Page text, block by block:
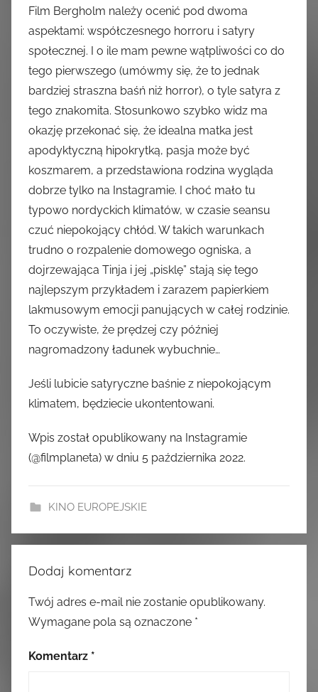
Film Bergholm należy ocenić pod dwoma
aspektami: współczesnego horroru i satyry
społecznej. I o ile mam pewne wątpliwości co do
tego pierwszego (umówmy się, że to jednak
bardziej straszna baśń niż horror), o tyle satyra z
tego znakomita. Stosunkowo szybko widz ma
okazję przekonać się, że idealna matka jest
apodyktyczną hipokrytką, pasja może być
koszmarem, a przedstawiona rodzina wygląda
dobrze tylko na Instagramie. I choć mało tu
typowo nordyckich klimatów, w czasie seansu
czuć niepokojący chłód. W takich warunkach
trudno o rozpalenie domowego ogniska, a
dojrzewająca Tinja i jej „pisklę” stają się tego
najlepszym przykładem i zarazem papierkiem
lakmusowym emocji panujących w całej rodzinie.
To oczywiste, że prędzej czy później
nagromadzony ładunek wybuchnie…
Jeśli lubicie satyryczne baśnie z niepokojącym
klimatem, będziecie ukontentowani.
Wpis został opublikowany na Instagramie
(@filmplaneta) w dniu 5 października 2022.
KINO EUROPEJSKIE
Dodaj komentarz
Twój adres e-mail nie zostanie opublikowany.
Wymagane pola są oznaczone *
Komentarz *